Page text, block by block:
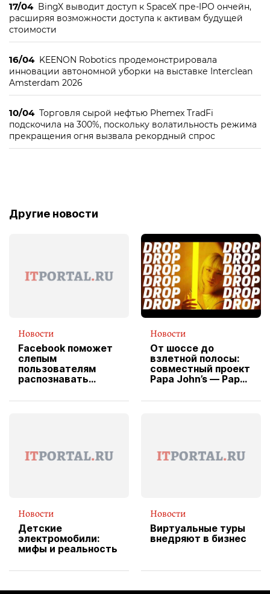
17/04 BingX выводит доступ к SpaceX пре-IPO ончейн,
расширяя возможности доступа к активам будущей
стоимости
16/04 KEENON Robotics продемонстрировала
инновации автономной уборки на выставке Interclean
Amsterdam 2026
10/04 Торговля сырой нефтью Phemex TradFi
подскочила на 300%, поскольку волатильность режима
прекращения огня вызвала рекордный спрос
Другие новости
Новости
Facebook поможет
слепым
пользователям
распознавать
Новости
От шоссе до
взлетной полосы:
совместный проект
Papa John’s — Papa
вводит
Новости
Детские
электромобили:
мифы и реальность
Новости
Виртуальные туры
внедряют в бизнес